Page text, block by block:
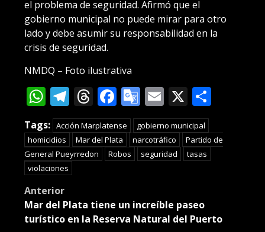
el problema de seguridad. Afirmó que el
gobierno municipal no puede mirar para otro
lado y debe asumir su responsabilidad en la
crisis de seguridad.
NMDQ – Foto ilustrativa
WhatsApp
Telegram
Threads
Facebook
Google
Translate
Email
X
Tags: Acción Marplatense
gobierno municipal
homicidios
Mar del Plata narcotráfico
Partido de
General Pueyrredon
Robos seguridad
tasas
violaciones
Post
navigation
Anterior
Mar del Plata tiene un increíble paseo
turístico en la Reserva Natural del Puerto